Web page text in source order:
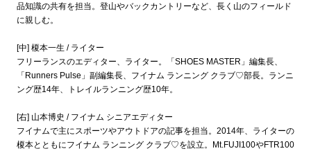
品知識の共有を担当。登山やバックカントリーなど、長く山のフィールド
に親しむ。
[中] 榎本一生 / ライター
フリーランスのエディター、ライター。「SHOES MASTER」編集長、
「Runners Pulse」副編集長、フイナム ランニング クラブ♡部長。ランニ
ング歴14年、トレイルランニング歴10年。
[右] 山本博史 / フイナム シニアエディター
フイナムで主にスポーツやアウトドアの記事を担当。2014年、ライターの
榎本とともにフイナム ランニング クラブ♡を設立。Mt.FUJI100やFTR100